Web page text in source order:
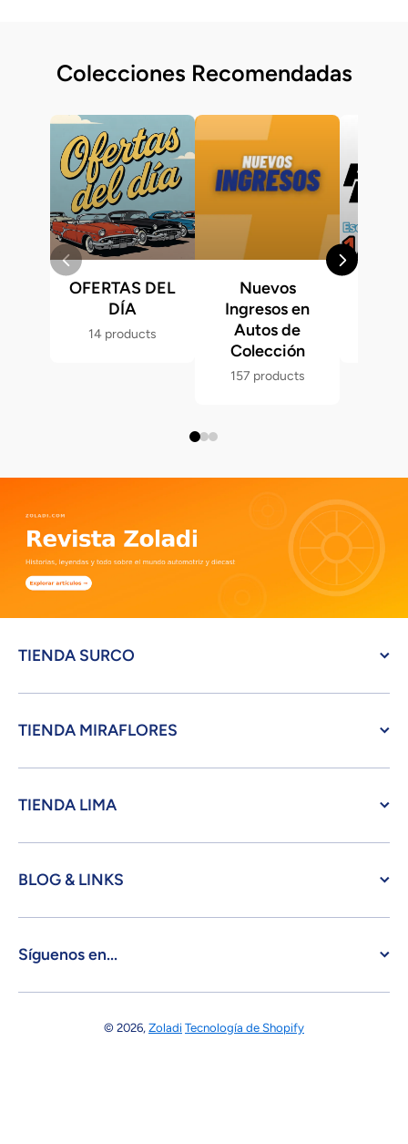
Colecciones Recomendadas
OFERTAS DEL
DÍA
14 products
Nuevos
Ingresos en
Autos de
Colección
157 products
TIENDA SURCO
TIENDA MIRAFLORES
TIENDA LIMA
BLOG & LINKS
Síguenos en...
© 2026,Zoladi Tecnología de Shopify